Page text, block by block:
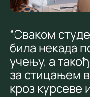
“Сваком
била некада
учењу, а
за стицањем
кроз курсеве